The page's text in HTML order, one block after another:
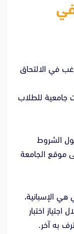
في الالتحاق
جامعية للطلاب
الشروط
موقع الجامعة
هي الإسبانية،
اختبار